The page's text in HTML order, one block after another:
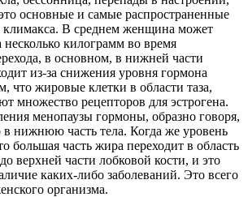
основные и самые распространенные
В среднем женщина может
несколько килограмм во время
в основном, в нижней части
из-за снижения уровня гормона
что жировые клетки в области таза,
множество рецепторов для эстрогена.
менопаузы гормоны, образно говоря,
нижнюю часть тела. Когда же уровень
большая часть жира переходит в область
верхней части лобковой кости, и это
каких-либо заболеваний. Это всего
организма.